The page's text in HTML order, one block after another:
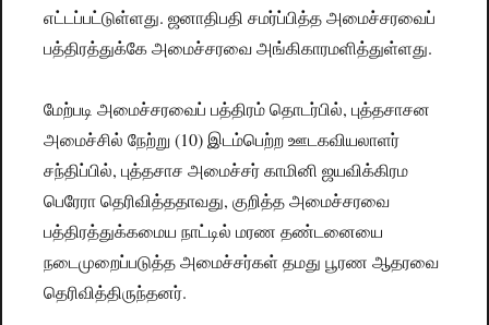
எட்டப்பட்டுள்ளது. ஜனாதிபதி சமர்ப்பித்த அமைச்சரவைப்
பத்திரத்துக்கே அமைச்சரவை அங்கிகாரமளித்துள்ளது.
மேற்படி அமைச்சரவைப் பத்திரம் தொடர்பில், புத்தசாசன
அமைச்சில் நேற்று (10) இடம்பெற்ற ஊடகவியலாளர்
சந்திப்பில், புத்தசாச அமைச்சர் காமினி ஜயவிக்கிரம
பெரேரா தெரிவித்ததாவது, குறித்த அமைச்சரவை
பத்திரத்துக்கமைய நாட்டில் மரண தண்டனையை
நடைமுறைப்படுத்த அமைச்சர்கள் தமது பூரண ஆதரவை
தெரிவித்திருந்தனர்.